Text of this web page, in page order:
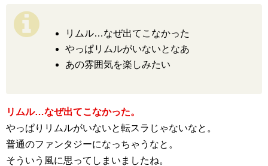
リムル…なぜ出てこなかった
やっぱリムルがいないとなあ
あの雰囲気を楽しみたい
リムル…なぜ出てこなかった。
やっぱりリムルがいないと転スラじゃないなと。
普通のファンタジーになっちゃうなと。
そういう風に思ってしまいましたね。